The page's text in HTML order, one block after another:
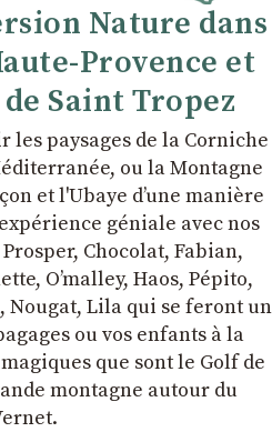
Nature dans
Provence et
Saint Tropez
les paysages de la Corniche
ou la Montagne
et l'Ubaye dʼune manière
géniale avec nos
Chocolat, Fabian,
Oʼmalley, Haos, Pépito,
Lila qui se feront un
ou vos enfants à la
que sont le Golf de
montagne autour du